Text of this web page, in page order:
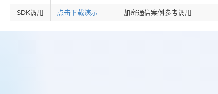
SDK调用 点击下载演示 加密通信案例参考调用